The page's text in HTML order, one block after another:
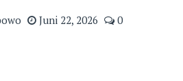
Juni 22, 2026 0